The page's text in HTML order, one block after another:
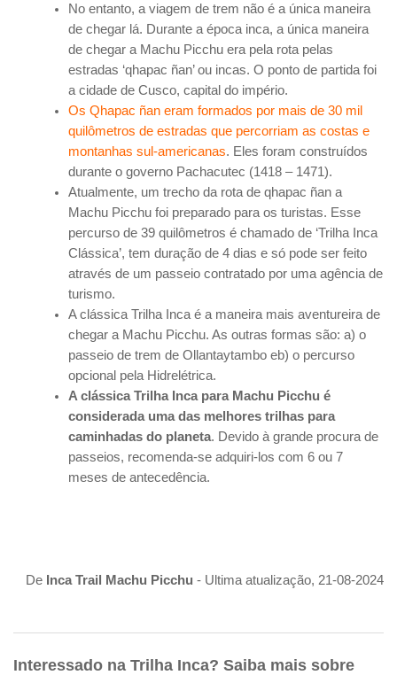
No entanto, a viagem de trem não é a única maneira
de chegar lá. Durante a época inca, a única maneira
de chegar a Machu Picchu era pela rota pelas
estradas ‘qhapac ñan’ ou incas. O ponto de partida foi
a cidade de Cusco, capital do império.
Os Qhapac ñan eram formados por mais de 30 mil
quilômetros de estradas que percorriam as costas e
montanhas sul-americanas. Eles foram construídos
durante o governo Pachacutec (1418 – 1471).
Atualmente, um trecho da rota de qhapac ñan a
Machu Picchu foi preparado para os turistas. Esse
percurso de 39 quilômetros é chamado de ‘Trilha Inca
Clássica’, tem duração de 4 dias e só pode ser feito
através de um passeio contratado por uma agência de
turismo.
A clássica Trilha Inca é a maneira mais aventureira de
chegar a Machu Picchu. As outras formas são: a) o
passeio de trem de Ollantaytambo eb) o percurso
opcional pela Hidrelétrica.
A clássica Trilha Inca para Machu Picchu é
considerada uma das melhores trilhas para
caminhadas do planeta. Devido à grande procura de
passeios, recomenda-se adquiri-los com 6 ou 7
meses de antecedência.
De Inca Trail Machu Picchu - Ultima atualização, 21-08-2024
Interessado na Trilha Inca? Saiba mais sobre